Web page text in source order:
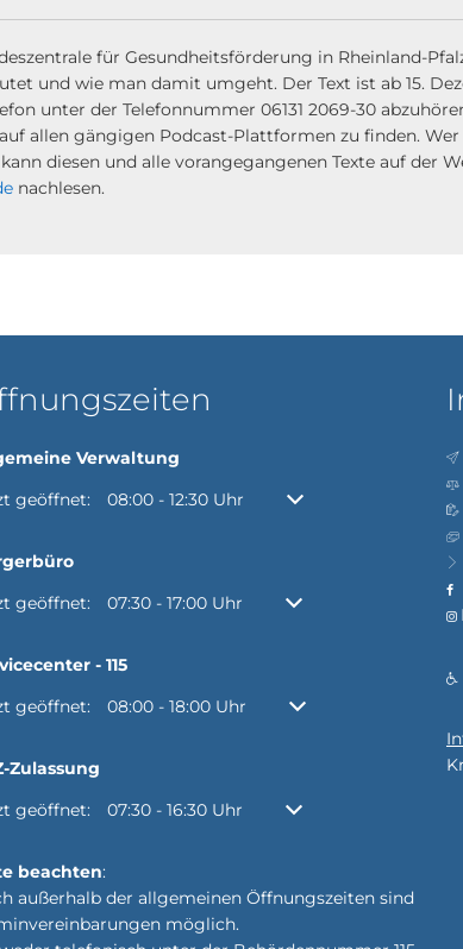
für Gesundheitsförderung in Rheinland-
und wie man damit umgeht. Der Text ist ab 15.
unter der Telefonnummer 06131 2069-30
allen gängigen Podcast-Plattformen zu finden.
diesen und alle vorangegangenen Texte auf
nachlesen.
Verwaltung
um weitere Öffnungs- oder Schließzeiten
geöffnet: 08:00 - 12:30 Uhr Von 08:00 bis 12:30
um weitere Öffnungs- oder Schließzeiten
geöffnet: 07:30 - 17:00 Uhr Von 07:30 bis 17:00 Uhr
- 115
um weitere Öffnungs- oder Schließzeiten
geöffnet: 08:00 - 18:00 Uhr Von 08:00 bis 18:00
Zulassung
um weitere Öffnungs- oder Schließzeiten
geöffnet: 07:30 - 16:30 Uhr Von 07:30 bis 16:30 Uhr
beachten:
außerhalb der allgemeinen Öffnungszeiten sind
möglich.